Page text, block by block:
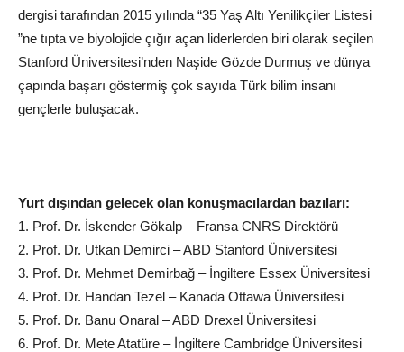
dergisi tarafından 2015 yılında “35 Yaş Altı Yenilikçiler Listesi
”ne tıpta ve biyolojide çığır açan liderlerden biri olarak seçilen
Stanford Üniversitesi’nden Naşide Gözde Durmuş ve dünya
çapında başarı göstermiş çok sayıda Türk bilim insanı
gençlerle buluşacak.
Yurt dışından gelecek olan konuşmacılardan bazıları:
1. Prof. Dr. İskender Gökalp – Fransa CNRS Direktörü
2. Prof. Dr. Utkan Demirci – ABD Stanford Üniversitesi
3. Prof. Dr. Mehmet Demirbağ – İngiltere Essex Üniversitesi
4. Prof. Dr. Handan Tezel – Kanada Ottawa Üniversitesi
5. Prof. Dr. Banu Onaral – ABD Drexel Üniversitesi
6. Prof. Dr. Mete Atatüre – İngiltere Cambridge Üniversitesi